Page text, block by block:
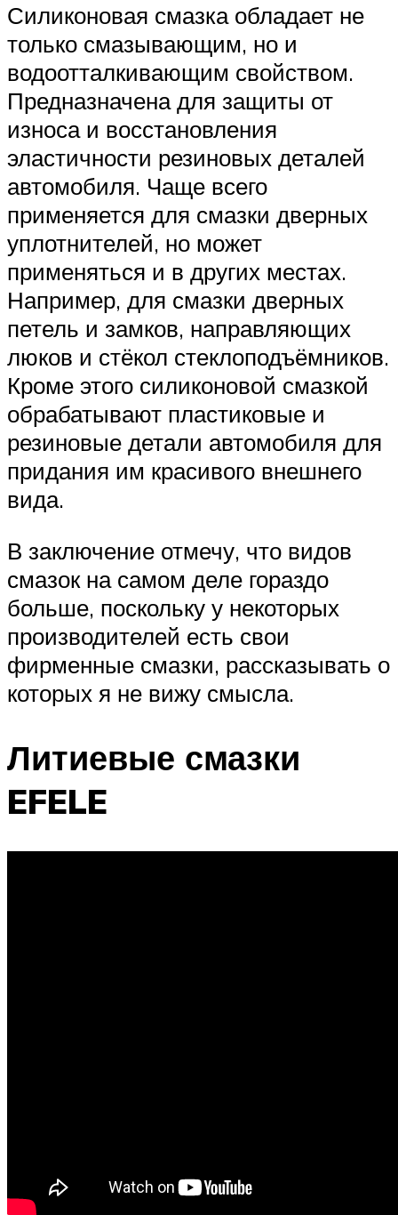
Силиконовая смазка обладает не
только смазывающим, но и
водоотталкивающим свойством.
Предназначена для защиты от
износа и восстановления
эластичности резиновых деталей
автомобиля. Чаще всего
применяется для смазки дверных
уплотнителей, но может
применяться и в других местах.
Например, для смазки дверных
петель и замков, направляющих
люков и стёкол стеклоподъёмников.
Кроме этого силиконовой смазкой
обрабатывают пластиковые и
резиновые детали автомобиля для
придания им красивого внешнего
вида.
В заключение отмечу, что видов
смазок на самом деле гораздо
больше, поскольку у некоторых
производителей есть свои
фирменные смазки, рассказывать о
которых я не вижу смысла.
Литиевые смазки
EFELE